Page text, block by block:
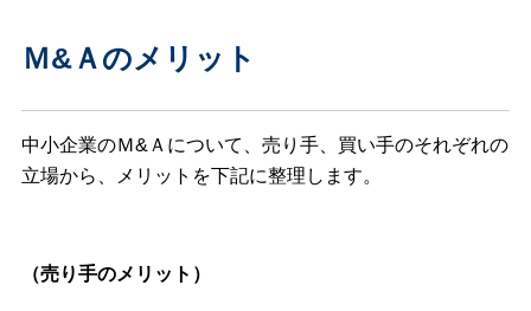
Ｍ&Ａのメリット
中小企業のＭ&Ａについて、売り手、買い手のそれぞれの
立場から、メリットを下記に整理します。
（売り手のメリット）